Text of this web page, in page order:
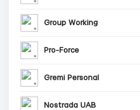
Group Working
Pro-Force
Gremi Personal
Nostrada UAB